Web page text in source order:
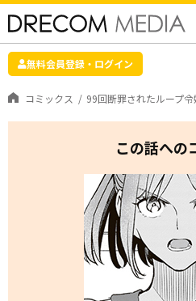
無料会員登録・ログイン
コミックス 99回断罪されたループ令嬢ですが今世は「超絶
この話への